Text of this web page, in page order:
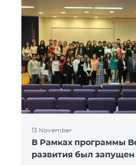
13 November
В Рамках программы
развития был запущен